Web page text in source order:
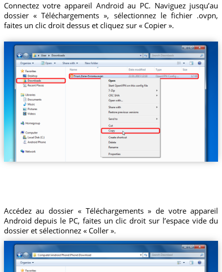
Connectez votre appareil Android au PC. Naviguez jusqu’au
dossier « Téléchargements », sélectionnez le fichier .ovpn,
faites un clic droit dessus et cliquez sur « Copier ».
Trust.Zone-Estonia.ovpn
Accédez au dossier « Téléchargements » de votre appareil
Android depuis le PC, faites un clic droit sur l’espace vide du
dossier et sélectionnez « Coller ».